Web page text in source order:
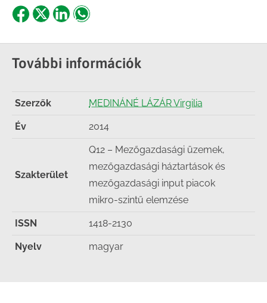
Share
Facebook
Share
X
Share
LinkedIn
Share
WhatsApp
További információk
Szerzők MEDINÁNÉ LÁZÁR Virgilia
Év 2014
Szakterület
Q12 – Mezőgazdasági üzemek,
mezőgazdasági háztartások és
mezőgazdasági input piacok
mikro-szintű elemzése
ISSN 1418-2130
Nyelv magyar